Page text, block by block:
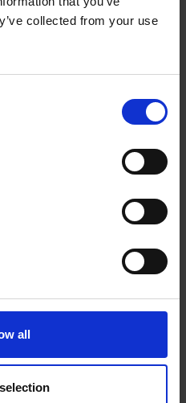
collected from your use
alljęzykowej – jak
od tego, jak dwoi i troi się
moment, że zwykła nauka
obow...